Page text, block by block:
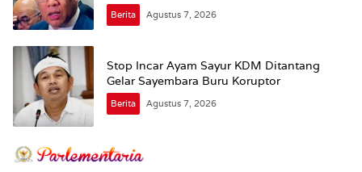
Berita Agustus 7, 2026
Stop Incar Ayam Sayur KDM Ditantang
Gelar Sayembara Buru Koruptor
Berita Agustus 7, 2026